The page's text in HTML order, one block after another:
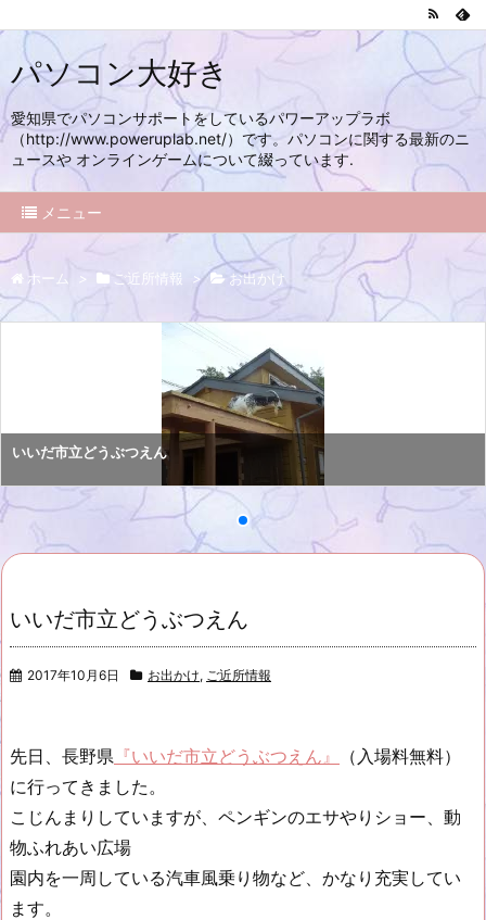
パソコン大好き
愛知県でパソコンサポートをしているパワーアップラボ
（http://www.poweruplab.net/）です。パソコンに関する最新のニ
ュースや オンラインゲームについて綴っています.
メニュー
ホーム > ご近所情報 > お出かけ
いいだ市立どうぶつえん
いいだ市立どうぶつえん
2017年10月6日 お出かけ, ご近所情報
先日、長野県 『いいだ市立どうぶつえん』
（入場料無料）
に行ってきました。
こじんまりしていますが、ペンギンのエサやりショー、動
物ふれあい広場
園内を一周している汽車風乗り物など、かなり充実してい
ます。